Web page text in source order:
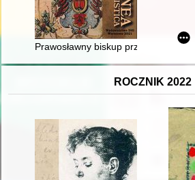
Prawosławny biskup przemyski
ROCZNIK 2022